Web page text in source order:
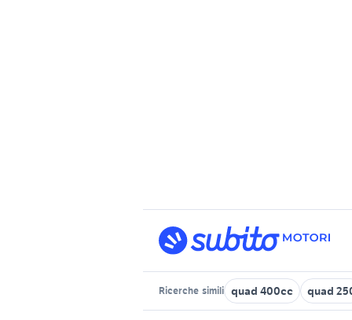
Ricerche simili quad 400cc quad